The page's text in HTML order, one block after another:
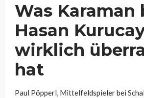
Was Karaman
Hasan
wirklich
hat
Paul Pöpperl, Mittelfeldspieler bei